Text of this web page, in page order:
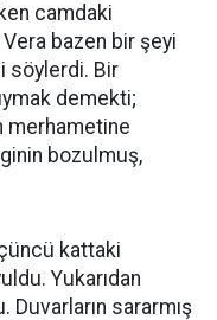
camdaki
Vera bazen bir şeyi
söylerdi. Bir
demekti;
merhametine
bozulmuş,
kattaki
Yukarıdan
Duvarların sararmış